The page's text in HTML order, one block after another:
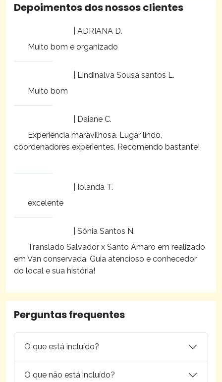
Depoimentos dos nossos clientes
| ADRIANA D.
Muito bom e organizado
| Lindinalva Sousa santos L.
Muito bom
| Daiane C.
Experiência maravilhosa. Lugar lindo,
coordenadores experientes. Recomendo bastante!
| Iolanda T.
excelente
| Sônia Santos N.
Translado Salvador x Santo Amaro em realizado
em Van conservada. Guia atencioso e conhecedor
do local e sua história!
Perguntas frequentes
O que está incluído?
O que não está incluído?